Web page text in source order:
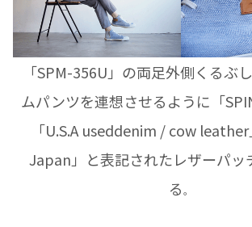
「SPM-356U」の両足外側くるぶ
ムパンツを連想させるように「
「U.S.A useddenim / cow
Japan」と表記されたレザーパッ
る。